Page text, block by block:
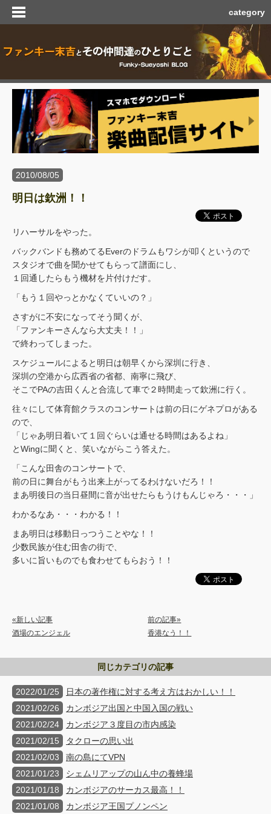
category
2010/08/05
明日は欽洲！！
リハーサルをやった。
バックバンドも務めてるEverのドラムもワシが叩くというので
スタジオで曲を聞かせてもらって譜面にし、
１回通したらもう機材を片付けだす。
「もう１回やっとかなくていいの？」
さすがに不安になってそう聞くが、
「ファンキーさんなら大丈夫！！」
で終わってしまった。
スケジュールによると明日は朝早くから深圳に行き、
深圳の空港から広西省の省都、南寧に飛び、
そこでPAの吉田くんと合流して車で２時間走って欽洲に行く。
往々にして体育館クラスのコンサートは前の日にゲネプロがある
ので、
「じゃあ明日着いて１回ぐらいは通せる時間はあるよね」
とWingに聞くと、笑いながらこう答えた。
「こんな田舎のコンサートで、
前の日に舞台がもう出来上がってるわけないだろ！！
まあ明後日の当日昼間に音が出せたらもうけもんじゃろ・・・」
わかるなあ・・・わかる！！
まあ明日は移動日っつうことやな！！
少数民族が住む田舎の街で、
多いに旨いものでも食わせてもらおう！！
«新しい記事
酒場のエンジェル
前の記事»
香港なう！！
同じカテゴリの記事
2022/01/25
日本の著作権に対する考え方はおかしい！！
2021/02/26
カンボジア出国と中国入国の戦い
2021/02/24
カンボジア３度目の市内感染
2021/02/15
タクローの思い出
2021/02/03
南の島にてVPN
2021/01/23
シェムリアップの山ん中の養蜂場
2021/01/18
カンボジアのサーカス最高！！
2021/01/08
カンボジア王国プノンペン